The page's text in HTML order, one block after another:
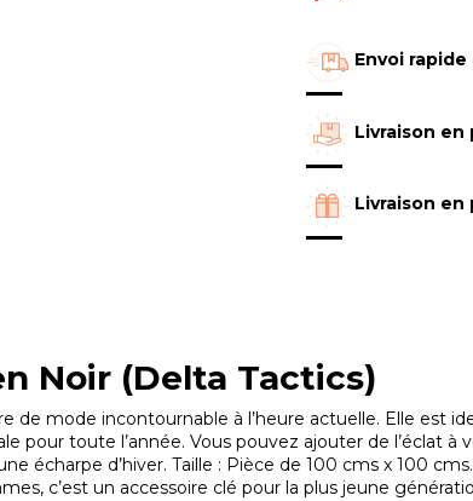
Envoi
Livraison
Livraison
Noir (Delta Tactics)
de mode incontournable à l’heure actuelle. Elle est
pour toute l’année. Vous pouvez ajouter de l’éclat
écharpe d’hiver. Taille : Pièce de 100 cms x 100 cms.
c’est un accessoire clé pour la plus jeune